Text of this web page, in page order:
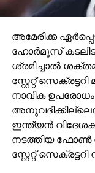
അമേരിക്ക
ഹോർമൂസ്
ശ്രമിച്ചാൽ
സ്റ്റേറ്റ്
നാവിക
ഇന്ത്യൻ
നടത്തിയ ഫോൺ
സ്റ്റേറ്റ്